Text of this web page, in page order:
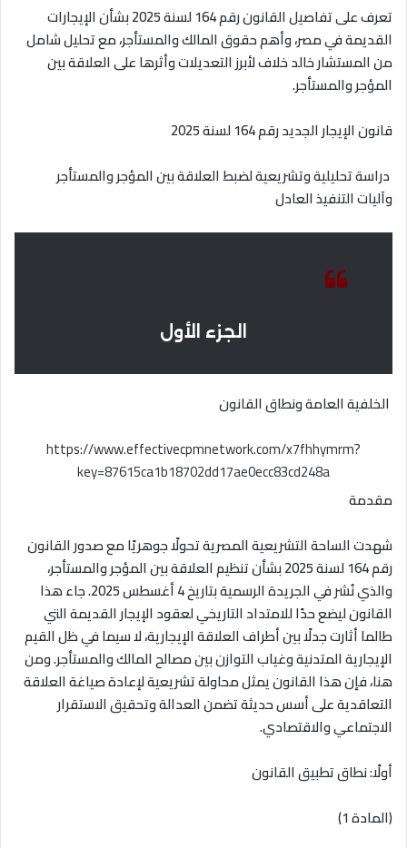
تعرف على تفاصيل القانون رقم 164 لسنة 2025 بشأن الإيجارات
القديمة في مصر، وأهم حقوق المالك والمستأجر، مع تحليل شامل
من المستشار خالد خلاف لأبرز التعديلات وأثرها على العلاقة بين
المؤجر والمستأجر.
قانون الإيجار الجديد رقم 164 لسنة 2025
دراسة تحليلية وتشريعية لضبط العلاقة بين المؤجر والمستأجر
وآليات التنفيذ العادل
الجزء الأول
الخلفية العامة ونطاق القانون
https://www.effectivecpmnetwork.com/x7fhhymrm?
key=87615ca1b18702dd17ae0ecc83cd248a
مقدمة
شهدت الساحة التشريعية المصرية تحولًا جوهريًا مع صدور القانون
رقم 164 لسنة 2025 بشأن تنظيم العلاقة بين المؤجر والمستأجر،
والذي نُشر في الجريدة الرسمية بتاريخ 4 أغسطس 2025. جاء هذا
القانون ليضع حدًا للامتداد التاريخي لعقود الإيجار القديمة التي
طالما أثارت جدلًا بين أطراف العلاقة الإيجارية، لا سيما في ظل القيم
الإيجارية المتدنية وغياب التوازن بين مصالح المالك والمستأجر. ومن
هنا، فإن هذا القانون يمثل محاولة تشريعية لإعادة صياغة العلاقة
التعاقدية على أسس حديثة تضمن العدالة وتحقيق الاستقرار
الاجتماعي والاقتصادي.
أولًا: نطاق تطبيق القانون
(المادة 1)